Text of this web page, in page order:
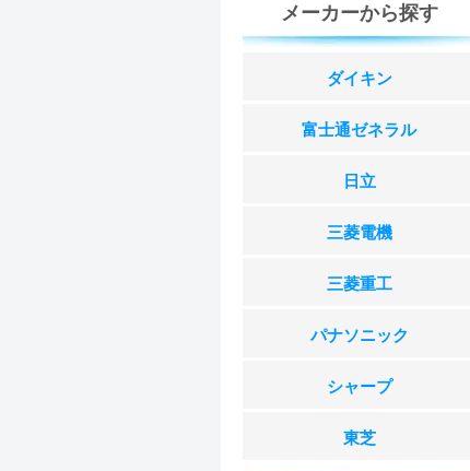
メーカーから探す
ダイキン
富士通ゼネラル
日立
三菱電機
三菱重工
パナソニック
シャープ
東芝